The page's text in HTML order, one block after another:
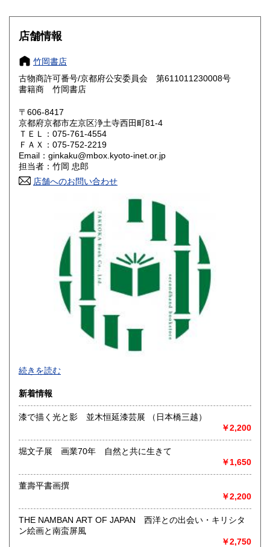
奈良県 550円 和歌山県 550円
岡山県 550円
山口県 550円 徳島県
香川県 550円
福岡県
600円 大分県
600円 鹿児島県
1,600円
店舗情報
竹岡書店
古物商許可番号/京都府公安委員会 第611011230008号
書籍商 竹岡書店
〒606-8417
京都府京都市左京区浄土寺西田町81-4
ＴＥＬ：075-761-4554
ＦＡＸ：075-752-2219
Email：ginkaku@mbox.kyoto-inet.or.jp
担当者：竹岡 忠郎
店舗へのお問い合わせ
◆本の在庫について◆
当店に在庫している本はほぼ別棟倉庫に保管していますの
で、性急なお求めにはご対応致し兼ねます。ご来店にてお求
めになりたい場合は事前にご一報下さいませ。
続きを読む
新着情報
漆で描く光と影 並木恒延漆芸展 （日本橋三越）
￥2,200
堀文子展 画業70年 自然と共に生きて
￥1,650
董壽平書画撰
￥2,200
THE NAMBAN ART OF JAPAN 西洋との出会い・キリシタ
ン絵画と南蛮屏風
￥2,750